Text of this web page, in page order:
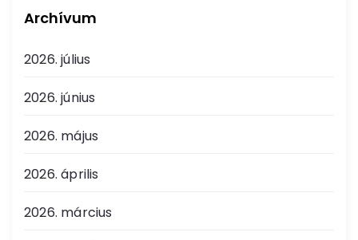
Archívum
2026. július
2026. június
2026. május
2026. április
2026. március